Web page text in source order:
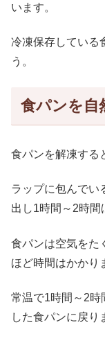
います。
冷凍保存している
う。
食パンを自
食パンを解凍する
ラップに包んでい
出し1時間～2時間
食パンは空気をた
ほど時間はかかり
常温で1時間～2時
した食パンに戻り